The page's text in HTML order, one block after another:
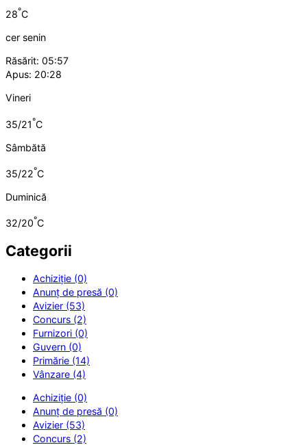
28°C
cer senin
Răsărit: 05:57
Apus: 20:28
Vineri
35/21°C
Sâmbătă
35/22°C
Duminică
32/20°C
Categorii
Achiziție (0)
Anunț de presă (0)
Avizier (53)
Concurs (2)
Furnizori (0)
Guvern (0)
Primărie (14)
Vânzare (4)
Achiziție (0)
Anunț de presă (0)
Avizier (53)
Concurs (2)